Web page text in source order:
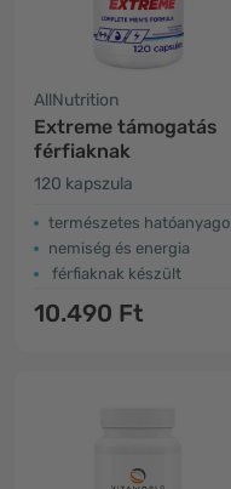
AllNutrition
Extreme támogatás
férfiaknak
120 kapszula
természetes hatóanyagok komplexe
nemiség és energia
férfiaknak készült
10.490 Ft